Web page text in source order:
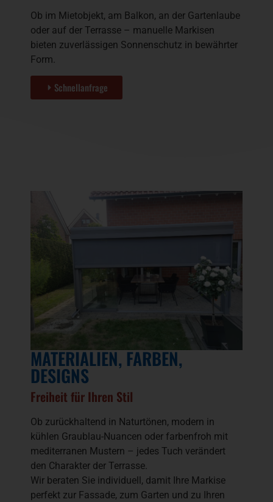
Ob im Mietobjekt, am Balkon, an der Gartenlaube
oder auf der Terrasse – manuelle Markisen
bieten zuverlässigen Sonnenschutz in bewährter
Form.
Schnellanfrage
MATERIALIEN, FARBEN,
DESIGNS
Freiheit für Ihren Stil
Ob zurückhaltend in Naturtönen, modern in
kühlen Graublau-Nuancen oder farbenfroh mit
mediterranen Mustern – jedes Tuch verändert
den Charakter der Terrasse.
Wir beraten Sie individuell, damit Ihre Markise
perfekt zur Fassade, zum Garten und zu Ihren